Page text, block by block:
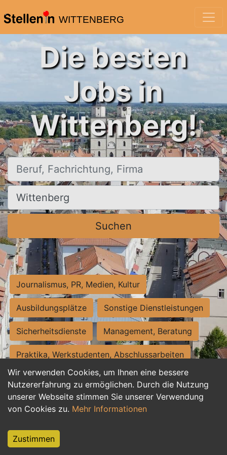
WITTENBERG
Wir verwenden Cookies, um Ihnen eine bessere
Nutzererfahrung zu ermöglichen. Durch die Nutzung
unserer Webseite stimmen Sie unserer Verwendung
von Cookies zu. Mehr Informationen
Zustimmen
Die besten
Jobs in
Wittenberg!
Beruf, Fachrichtung, Firma
Ort, Stadt
Suchen
Journalismus, PR, Medien, Kultur
Ausbildungsplätze Sonstige Dienstleistungen
Sicherheitsdienste Management, Beratung
Praktika, Werkstudenten, Abschlussarbeiten
Personalwesen Assistenz, Sekretariat
Hilfskräfte, Aushilfs- und Nebenjobs
Weiterbildung, Studium, duale Ausbildung